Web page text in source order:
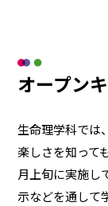
オープン
生命理学科では
楽しさを知って
月上旬に実施し
示などを通して